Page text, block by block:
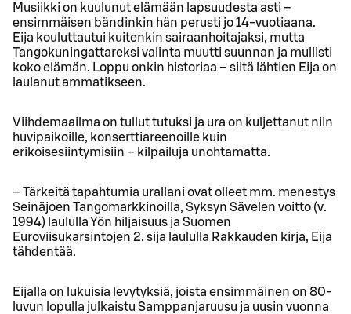
Musiikki on kuulunut elämään lapsuudesta asti –
ensimmäisen bändinkin hän perusti jo 14-vuotiaana.
Eija kouluttautui kuitenkin sairaanhoitajaksi, mutta
Tangokuningattareksi valinta muutti suunnan ja mullisti
koko elämän. Loppu onkin historiaa – siitä lähtien Eija on
laulanut ammatikseen.
Viihdemaailma on tullut tutuksi ja ura on kuljettanut niin
huvipaikoille, konserttiareenoille kuin
erikoisesiintymisiin – kilpailuja unohtamatta.
– Tärkeitä tapahtumia urallani ovat olleet mm. menestys
Seinäjoen Tangomarkkinoilla, Syksyn Sävelen voitto (v.
1994) laululla Yön hiljaisuus ja Suomen
Euroviisukarsintojen 2. sija laululla Rakkauden kirja, Eija
tähdentää.
Eijalla on lukuisia levytyksiä, joista ensimmäinen on 80-
luvun lopulla julkaistu Samppanjaruusu ja uusin vuonna